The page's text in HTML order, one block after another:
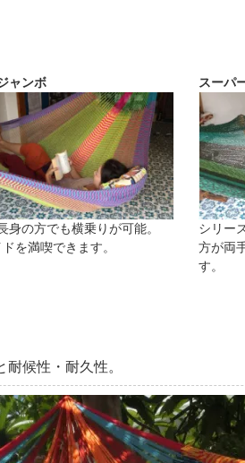
ャンボ
身の方でも横乗りが可能。
を満喫できます。
スーパ
シリー
方が両
す。
候性・耐久性。